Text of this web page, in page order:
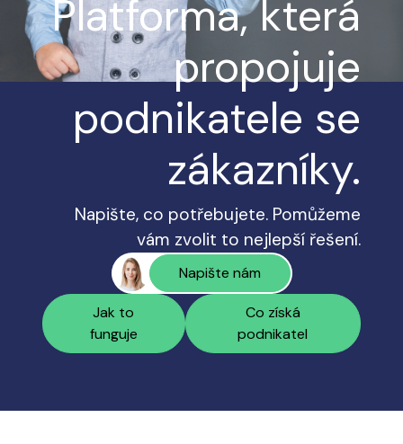
Platforma, která
propojuje
podnikatele se
zákazníky.
Napište, co potřebujete. Pomůžeme
vám zvolit to nejlepší řešení.
Napište nám
Jak to
funguje
Co získá
podnikatel